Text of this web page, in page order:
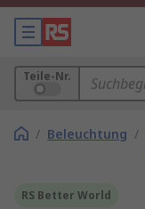
Teile-Nr.
/ Beleuchtung /
RS Better World